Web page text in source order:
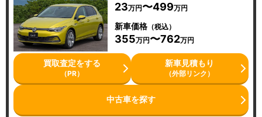
23万円〜499万円
新車価格（税込）
355万円〜762万円
買取査定をする
（PR）
新車見積もり
（外部リンク）
中古車を探す